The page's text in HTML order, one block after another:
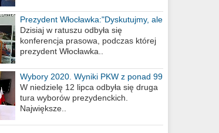
Prezydent Włocławka:"Dyskutujmy, ale
nie obrażajmy się”
Dzisiaj w ratuszu odbyła się
konferencja prasowa, podczas której
prezydent Włocławka..
Wybory 2020. Wyniki PKW z ponad 99
procent obwodów
W niedzielę 12 lipca odbyła się druga
tura wyborów prezydenckich.
Największe..